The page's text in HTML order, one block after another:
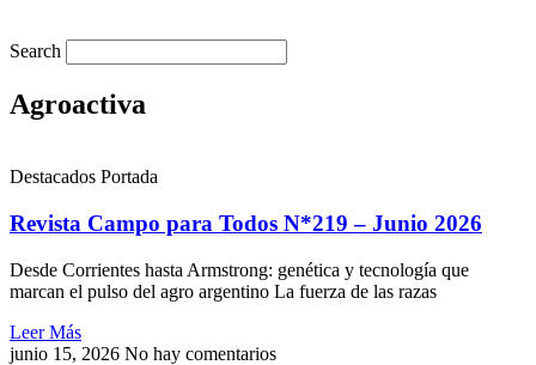
Search
Agroactiva
Destacados Portada
Revista Campo para Todos N*219 – Junio 2026
Desde Corrientes hasta Armstrong: genética y tecnología que
marcan el pulso del agro argentino La fuerza de las razas
Leer Más
junio 15, 2026 No hay comentarios